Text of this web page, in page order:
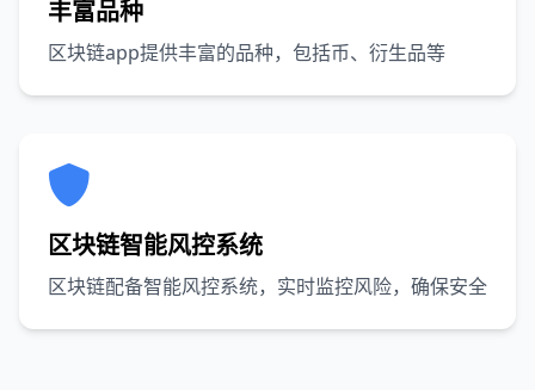
丰富品种
区块链app提供丰富的品种，包括币、衍生品等
区块链智能风控系统
区块链配备智能风控系统，实时监控风险，确保安全